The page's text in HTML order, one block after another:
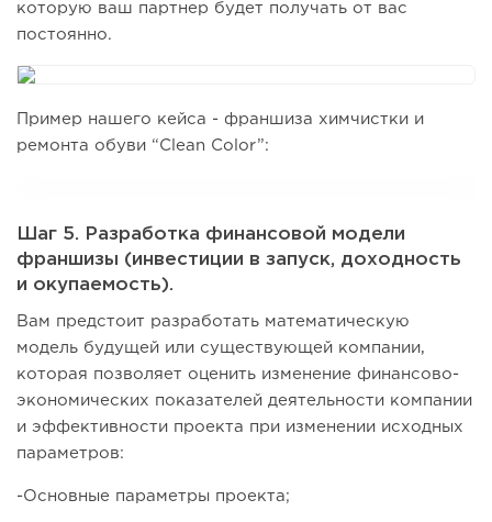
которую ваш партнер будет получать от вас
постоянно.
Пример нашего кейса - франшиза химчистки и
ремонта обуви “Clean Color”:
Шаг 5. Разработка финансовой модели
франшизы (инвестиции в запуск, доходность
и окупаемость).
Вам предстоит разработать математическую
модель будущей или существующей компании,
которая позволяет оценить изменение финансово-
экономических показателей деятельности компании
и эффективности проекта при изменении исходных
параметров:
-Основные параметры проекта;